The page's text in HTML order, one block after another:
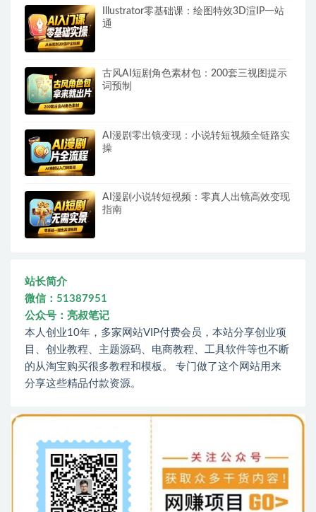
Illustrator零基础课：绘图特效3D渲IP一站
通
古风AI短剧角色素材包：200套三视图提示
词预制
AI漫剧零出镜变现：小说转短视频全链路实
操
AI漫剧小说转短视频：零真人出镜高效变现
指南
站长简介
微信：51387951
公众号：亮叔笔记
本人创业10年，多家网站VIP付费会员，本站分享创业项
目、创业教程、主题源码、电商教程、工具软件等也不断
的从淘宝购买很多教程和模板。 专门做了这个网站用来
分享这些精品付款资源。